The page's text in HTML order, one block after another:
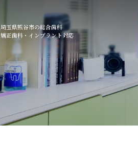
埼玉県熊谷市の総合歯科
矯正歯科・インプラント対応